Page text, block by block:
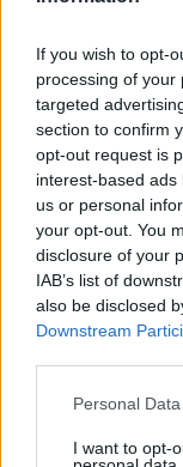
If you wish to opt-
processing of your
targeted
section to confirm
opt-out request is
interest-based
us or personal
your opt-out. You
disclosure of your
IAB’s list of
also be disclosed
Downstream
Please note that
not limited to your
Personal
I want to opt-
„Öld
meg,
nép.
el, hogy
Viktort?”